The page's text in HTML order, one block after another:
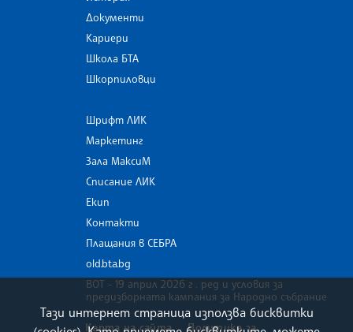
Документи
Кариери
Школа БТА
Шкорпиловци
Шрифт ЛИК
Маркетинг
Зала МаксиМ
Списание ЛИК
Екип
Контакти
Плащания в СЕБРА
old.bta.bg
ВОТ - 19 април 2026 г . ред и условия за
предизборната кампания за Народно събрание
Карта на сайта Политика за
Тази интернет страница използва бисквитки